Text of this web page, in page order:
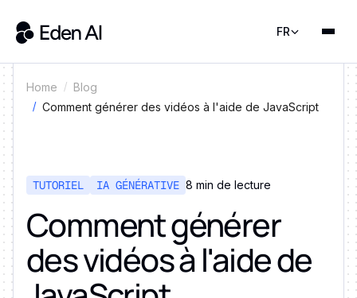
FR
Home
Blog
Comment générer des vidéos à l'aide de JavaScript
TUTORIEL IA GÉNÉRATIVE 8 min de lecture
Comment générer
des vidéos à l'aide de